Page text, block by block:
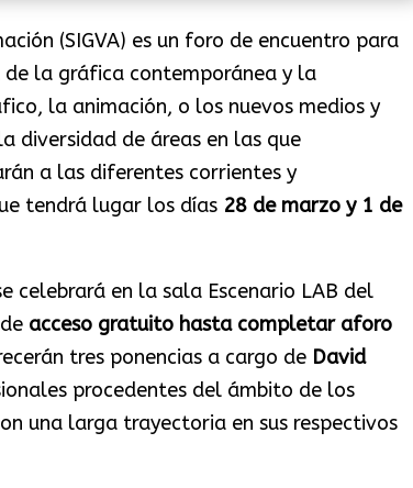
(SIGVA) es un foro de encuentro para
la gráfica contemporánea y la
la animación, o los nuevos medios y
diversidad de áreas en las que
a las diferentes corrientes y
tendrá lugar los días 28 de marzo y 1 de
celebrará en la sala Escenario LAB del
acceso gratuito hasta completar aforo
tres ponencias a cargo de David
procedentes del ámbito de los
una larga trayectoria en sus respectivos